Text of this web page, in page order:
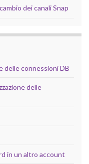
dei canali Snap
delle connessioni DB
delle
in un altro account